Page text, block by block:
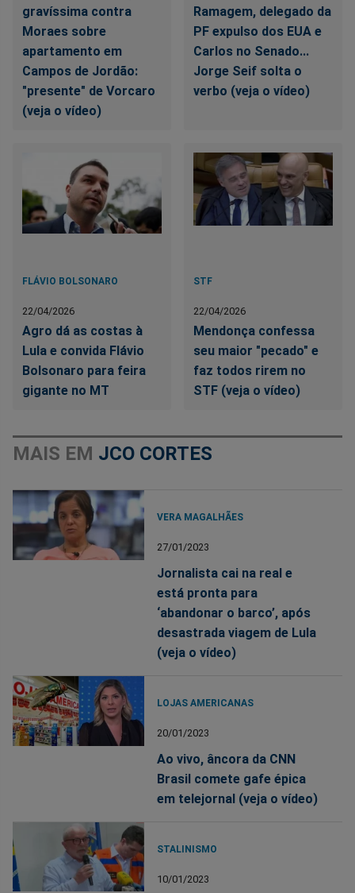
gravíssima contra
Moraes sobre
apartamento em
Campos de Jordão:
"presente" de Vorcaro
(veja o vídeo)
Ramagem, delegado da
PF expulso dos EUA e
Carlos no Senado...
Jorge Seif solta o
verbo (veja o vídeo)
FLÁVIO BOLSONARO
22/04/2026
Agro dá as costas à
Lula e convida Flávio
Bolsonaro para feira
gigante no MT
STF
22/04/2026
Mendonça confessa
seu maior "pecado" e
faz todos rirem no
STF (veja o vídeo)
MAIS EM JCO CORTES
VERA MAGALHÃES
27/01/2023
Jornalista cai na real e
está pronta para
‘abandonar o barco’, após
desastrada viagem de Lula
(veja o vídeo)
LOJAS AMERICANAS
20/01/2023
Ao vivo, âncora da CNN
Brasil comete gafe épica
em telejornal (veja o vídeo)
STALINISMO
10/01/2023